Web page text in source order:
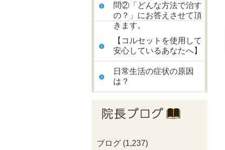
問②「どんな方法で治す
の？」にお答えさせて頂
きます。
【コルセットを使用して
安心しているあなたへ】
日常生活の症状の原因
は？
ブログ (1,237)